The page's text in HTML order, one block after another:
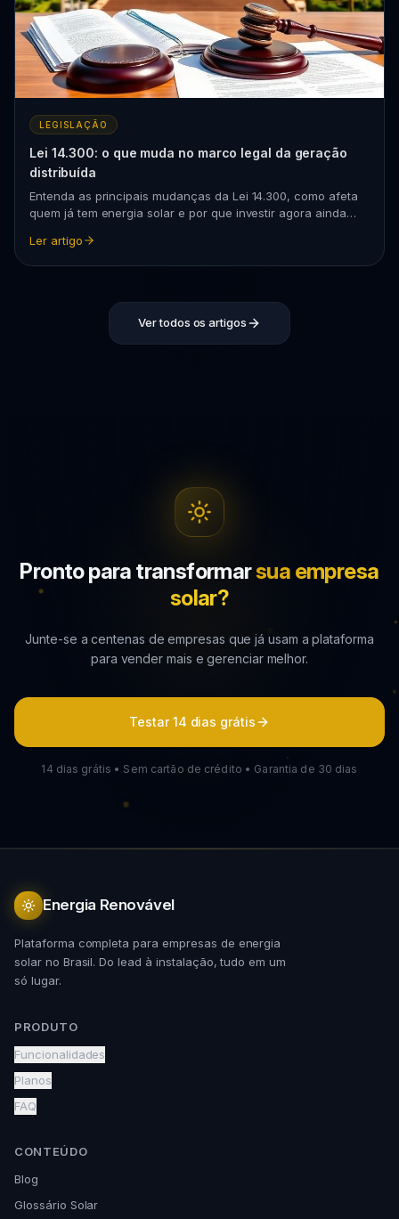
LEGISLAÇÃO
Lei 14.300: o que muda no marco legal da geração
distribuída
Entenda as principais mudanças da Lei 14.300, como afeta
quem já tem energia solar e por que investir agora ainda
Ler artigo
Ver todos os artigos
Pronto para transformarsua empresa
solar?
Junte-se a centenas de empresas que já usam a plataforma
para vender mais e gerenciar melhor.
Testar 14 dias grátis
14 dias grátis • Sem cartão de crédito • Garantia de 30 dias
Energia Renovável
Plataforma completa para empresas de energia
solar no Brasil. Do lead à instalação, tudo em um
só lugar.
PRODUTO
Funcionalidades
Planos
FAQ
CONTEÚDO
Blog
Glossário Solar